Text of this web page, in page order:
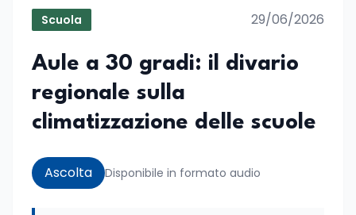
Scuola 29/06/2026
Aule a 30 gradi: il divario
regionale sulla
climatizzazione delle scuole
Ascolta Disponibile in formato audio